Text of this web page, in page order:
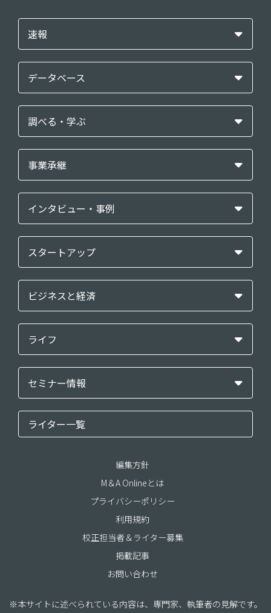
速報
データベース
調べる・学ぶ
事業承継
インタビュー・事例
スタートアップ
ビジネスと経済
ライフ
セミナー情報
ライター一覧
編集方針
M＆A Onlineとは
プライバシーポリシー
利用規約
校正担当者＆ライター募集
掲載記事
お問い合わせ
※本サイトに述べられている内容は、専門家、執筆者の見解です。